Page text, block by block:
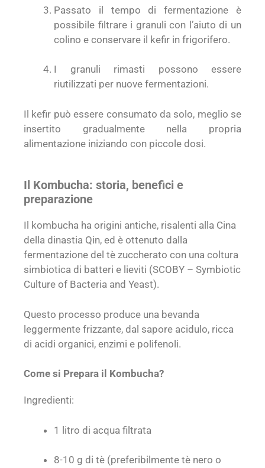
Passato il tempo di fermentazione è
possibile filtrare i granuli con l’aiuto di un
colino e conservare il kefir in frigorifero.
I granuli rimasti possono essere
riutilizzati per nuove fermentazioni.
Il kefir può essere consumato da solo, meglio se
insertito gradualmente nella propria
alimentazione iniziando con piccole dosi.
Il Kombucha: storia, benefici e
preparazione
Il kombucha ha origini antiche, risalenti alla Cina
della dinastia Qin, ed è ottenuto dalla
fermentazione del tè zuccherato con una coltura
simbiotica di batteri e lieviti (SCOBY – Symbiotic
Culture of Bacteria and Yeast).
Questo processo produce una bevanda
leggermente frizzante, dal sapore acidulo, ricca
di acidi organici, enzimi e polifenoli.
Come si Prepara il Kombucha?
Ingredienti:
1 litro di acqua filtrata
8-10 g di tè (preferibilmente tè nero o